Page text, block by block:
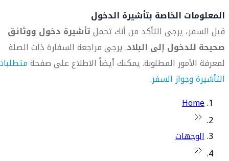
المعلومات الخاصة بتأشيرة الدخول
قبل السفر، يرجى التأكد من أنك تحملتأشيرة دخول ووثائق
صحيحة للدخول إلى البلاد. يرجى مراجعة السفارة ذات الصلة
لمعرفة الأمور المطلوبة. يمكنك أيضاً الاطلاع على صفحة
التأشيرة وجواز السفر.
Home
الوجهات